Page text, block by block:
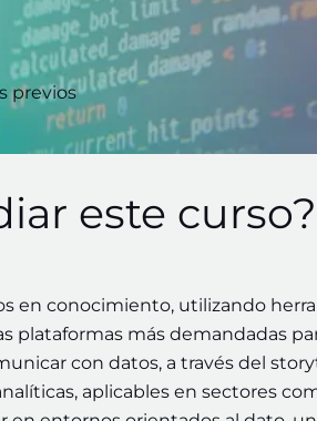
previos
este curso?
en conocimiento, utilizando
plataformas más demandadas
con datos, a través del
aplicables en sectores